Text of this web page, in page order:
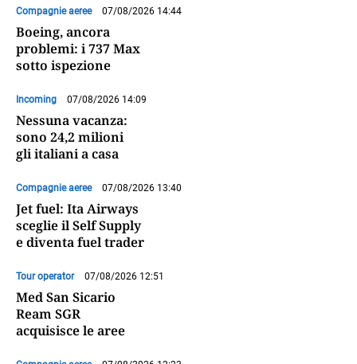
Compagnie aeree 07/08/2026 14:44
Boeing, ancora
problemi: i 737 Max
sotto ispezione
Incoming 07/08/2026 14:09
Nessuna vacanza:
sono 24,2 milioni
gli italiani a casa
Compagnie aeree 07/08/2026 13:40
Jet fuel: Ita Airways
sceglie il Self Supply
e diventa fuel trader
Tour operator 07/08/2026 12:51
Med San Sicario
Ream SGR
acquisisce le aree